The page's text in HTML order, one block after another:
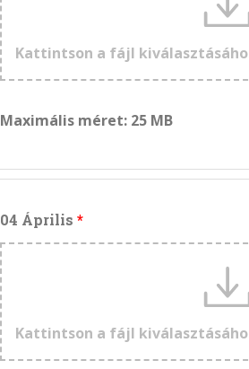
Kattintson a fájl
Maximális méret: 25 MB
04 Április
Kattintson a fájl